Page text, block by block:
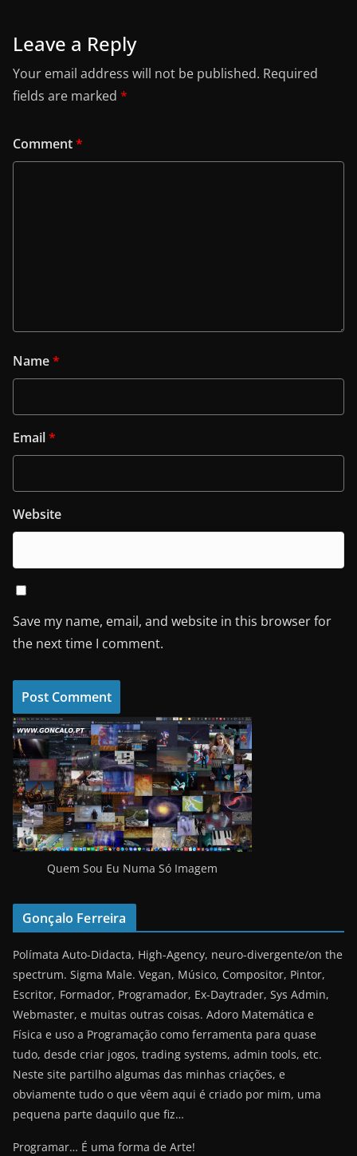
Leave a Reply
Your email address will not be published. Required
fields are marked *
Comment*
Name*
Email*
Website
Save my name, email, and website in this browser for
the next time I comment.
Quem Sou Eu Numa Só Imagem
Gonçalo Ferreira
Polímata Auto-Didacta, High-Agency, neuro-divergente/on the
spectrum. Sigma Male. Vegan, Músico, Compositor, Pintor,
Escritor, Formador, Programador, Ex-Daytrader, Sys Admin,
Webmaster, e muitas outras coisas. Adoro Matemática e
Física e uso a Programação como ferramenta para quase
tudo, desde criar jogos, trading systems, admin tools, etc.
Neste site partilho algumas das minhas criações, e
obviamente tudo o que vêem aqui é criado por mim, uma
pequena parte daquilo que fiz…
Programar… É uma forma de Arte!